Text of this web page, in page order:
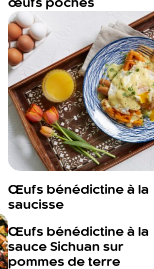
œufs pochés
Œufs bénédictine à la
saucisse
Œufs bénédictine à la
sauce Sichuan sur
pommes de terre